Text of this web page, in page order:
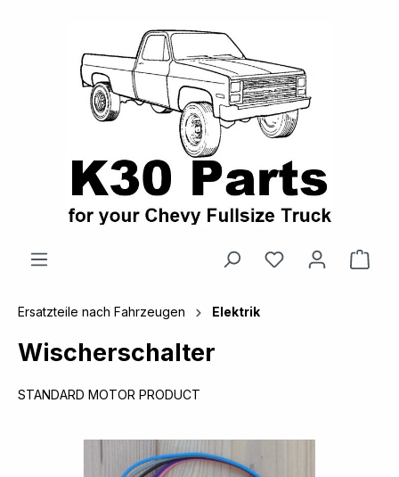
Ersatzteile nach Fahrzeugen Elektrik
Wischerschalter
STANDARD MOTOR PRODUCT
Bildergalerie überspringen